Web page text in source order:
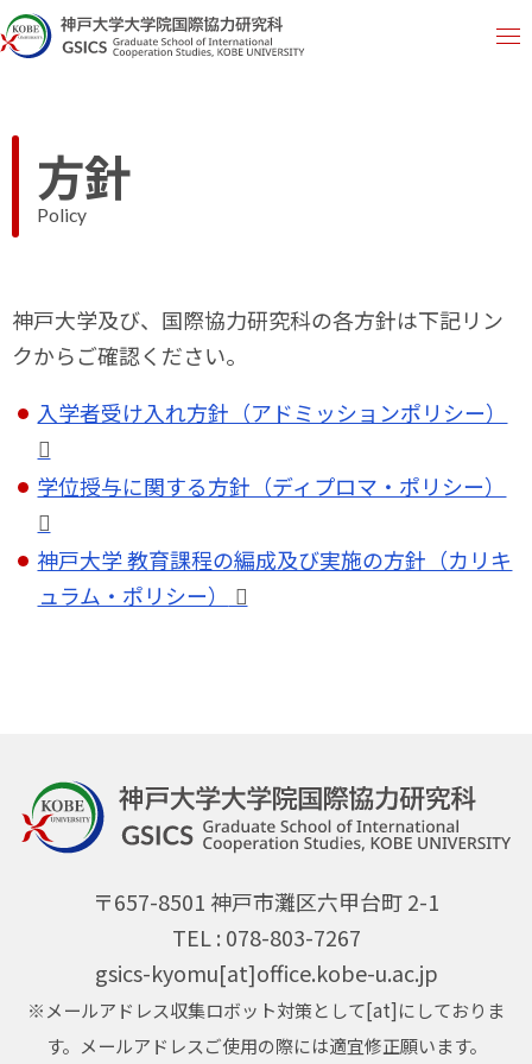
方針
Policy
神戸大学及び、国際協力研究科の各方針は下記リン
クからご確認ください。
入学者受け入れ方針（アドミッションポリシー）
学位授与に関する方針（ディプロマ・ポリシー）
神戸大学 教育課程の編成及び実施の方針（カリキ
ュラム・ポリシー）
〒657-8501 神戸市灘区六甲台町 2-1
TEL : 078-803-7267
gsics-kyomu[at]office.kobe-u.ac.jp
※メールアドレス収集ロボット対策として[at]にしておりま
す。メールアドレスご使用の際には適宜修正願います。